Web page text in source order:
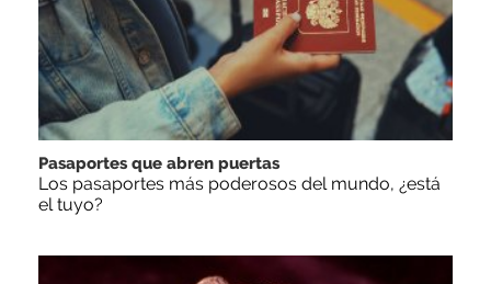
Pasaportes que abren puertas
Los pasaportes más poderosos del mundo, ¿está
el tuyo?